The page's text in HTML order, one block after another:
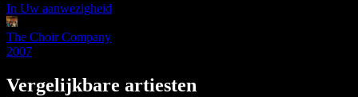
In Uw aanwezigheid
The Choir Company
2007
Vergelijkbare artiesten